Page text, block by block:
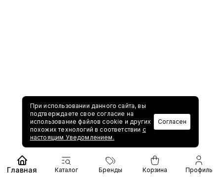
При использовании данного сайта, вы
подтверждаете свое согласие на
использование файлов cookie и других
похожих технологий в соответствии с
настоящим Уведомлением.
Согласен
Главная Каталог Бренды Корзина Профиль